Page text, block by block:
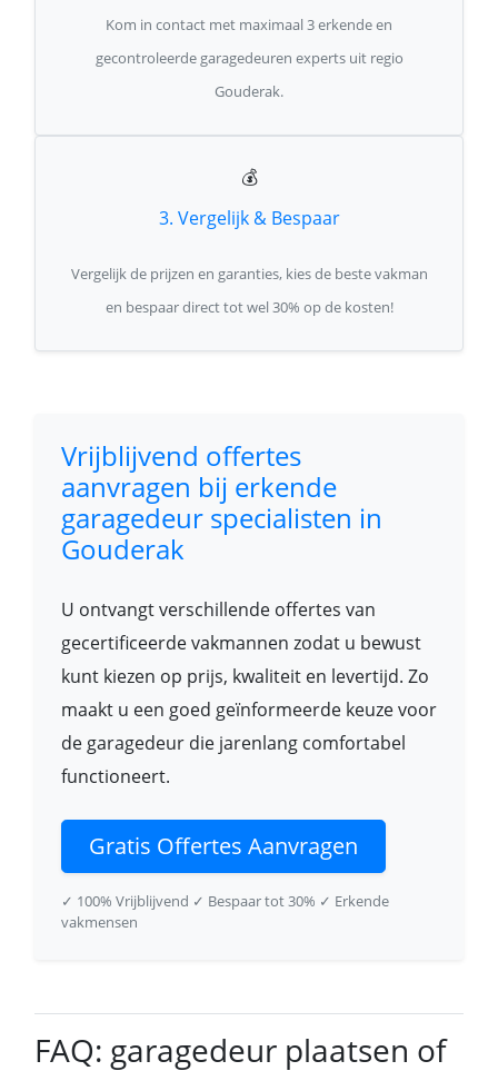
Kom in contact met maximaal 3 erkende en
gecontroleerde garagedeuren experts uit regio
Gouderak.
💰
3. Vergelijk & Bespaar
Vergelijk de prijzen en garanties, kies de beste vakman
en bespaar direct tot wel 30% op de kosten!
Vrijblijvend offertes
aanvragen bij erkende
garagedeur specialisten in
Gouderak
U ontvangt verschillende offertes van
gecertificeerde vakmannen zodat u bewust
kunt kiezen op prijs, kwaliteit en levertijd. Zo
maakt u een goed geïnformeerde keuze voor
de garagedeur die jarenlang comfortabel
functioneert.
Gratis Offertes Aanvragen
✓ 100% Vrijblijvend ✓ Bespaar tot 30% ✓ Erkende
vakmensen
FAQ: garagedeur plaatsen of